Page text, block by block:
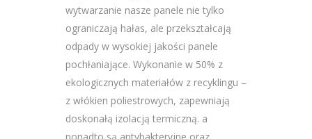
wytwarzanie nasze panele nie tylko
ograniczają hałas, ale przekształcają
odpady w wysokiej jakości panele
pochłaniające. Wykonanie w 50% z
ekologicznych materiałów z recyklingu –
z włókien poliestrowych, zapewniają
doskonałą izolacją termiczną. a